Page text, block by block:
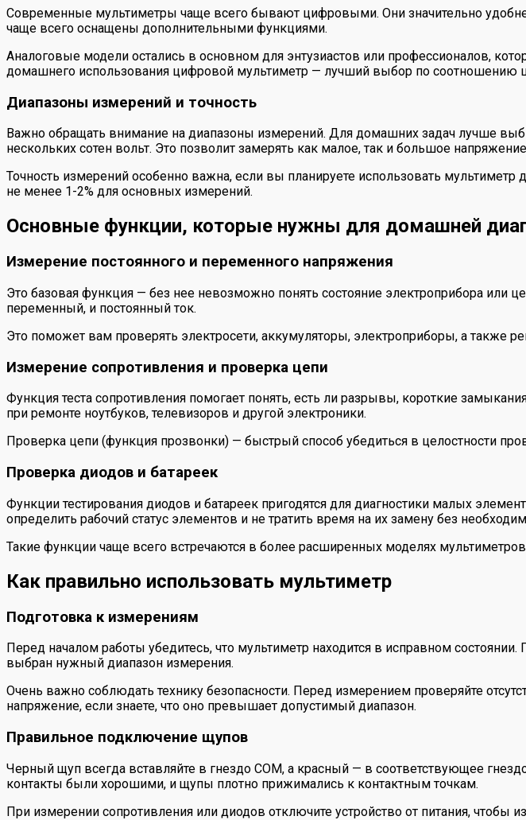
Современные мультиметры чаще всего бывают цифровыми. Они значительно
чаще всего оснащены дополнительными функциями.
Аналоговые модели остались в основном для энтузиастов или профессионалов,
домашнего использования цифровой мультиметр — лучший выбор по соотношению
Диапазоны измерений и точность
Важно обращать внимание на диапазоны измерений. Для домашних задач лучше
нескольких сотен вольт. Это позволит замерять как малое, так и большое
Точность измерений особенно важна, если вы планируете использовать мультиметр
не менее 1-2% для основных измерений.
Основные функции, которые нужны для домашней
Измерение постоянного и переменного напряжения
Это базовая функция — без нее невозможно понять состояние электроприбора
переменный, и постоянный ток.
Это поможет вам проверять электросети, аккумуляторы, электроприборы, а также
Измерение сопротивления и проверка цепи
Функция теста сопротивления помогает понять, есть ли разрывы, короткие
при ремонте ноутбуков, телевизоров и другой электроники.
Проверка цепи (функция прозвонки) — быстрый способ убедиться в целостности
Проверка диодов и батареек
Функции тестирования диодов и батареек пригодятся для диагностики малых
определить рабочий статус элементов и не тратить время на их замену без
Такие функции чаще всего встречаются в более расширенных моделях
Как правильно использовать мультиметр
Подготовка к измерениям
Перед началом работы убедитесь, что мультиметр находится в исправном
выбран нужный диапазон измерения.
Очень важно соблюдать технику безопасности. Перед измерением проверяйте
напряжение, если знаете, что оно превышает допустимый диапазон.
Правильное подключение щупов
Черный щуп всегда вставляйте в гнездо COM, а красный — в соответствующее
контакты были хорошими, и щупы плотно прижимались к контактным точкам.
При измерении сопротивления или диодов отключите устройство от питания,